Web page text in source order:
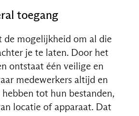
toegang
de mogelijkheid om al die
je te laten. Door het
ontstaat één veilige en
medewerkers altijd en
tot hun bestanden,
locatie of apparaat. Dat